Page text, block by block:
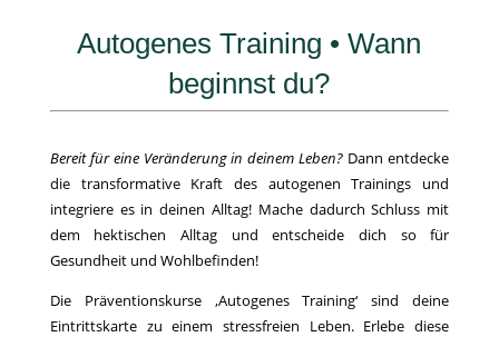
Autogenes Training • Wann
beginnst du?
Bereit für eine Veränderung in deinem Leben? Dann entdecke
die transformative Kraft des autogenen Trainings und
integriere es in deinen Alltag! Mache dadurch Schluss mit
dem hektischen Alltag und entscheide dich so für
Gesundheit und Wohlbefinden!
Die Präventionskurse ‚Autogenes Training‘ sind deine
Eintrittskarte zu einem stressfreien Leben. Erlebe diese